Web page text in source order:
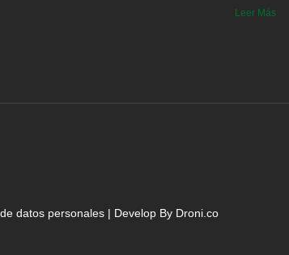
Leer Más
datos personales| Develop By Droni.co